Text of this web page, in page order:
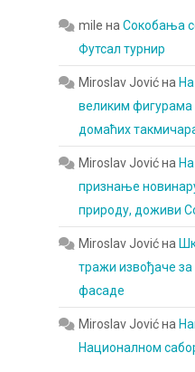
mile наСокобања
Футсал турнир
Miroslav Jovićна
великим
домаћих
Miroslav Jovićна
признање
природу, доживи
Miroslav Jovićна
тражи извођаче за
фасаде
Miroslav Jovićна
Националном